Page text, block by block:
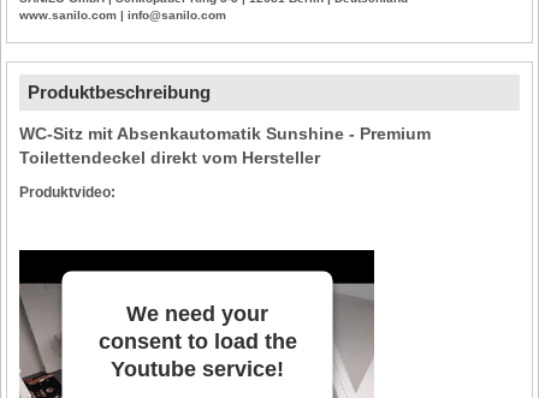
www.sanilo.com | info@sanilo.com
Produktbeschreibung
WC-Sitz mit Absenkautomatik Sunshine - Premium
Toilettendeckel direkt vom Hersteller
Produktvideo:
We need your
consent to load the
Youtube service!